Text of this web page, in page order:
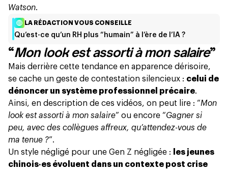
Watson.
LA RÉDACTION VOUS CONSEILLE
Qu’est-ce qu’un RH plus “humain” à l’ère de l’IA ?
“Mon look est assorti à mon salaire”
Mais derrière cette tendance en apparence dérisoire,
se cache un geste de contestation silencieux : celui de
dénoncer un système professionnel précaire.
Ainsi, en description de ces vidéos, on peut lire : “Mon
look est assorti à mon salaire” ou encore “Gagner si
peu, avec des collègues affreux, qu’attendez-vous de
ma tenue ?”.
Un style négligé pour une Gen Z négligée :
les jeunes
chinois‧es évoluent dans un contexte post crise